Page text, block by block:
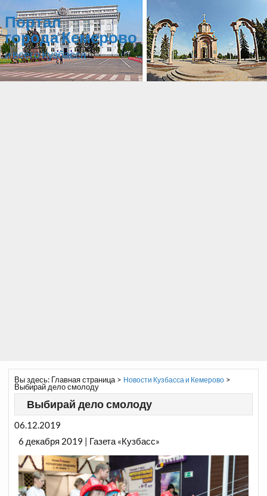
Портал
города Кемерово
и всего Кузбасса
Вы здесь: Главная страница> Новости Кузбасса и Кемерово>
Выбирай дело смолоду
Выбирай дело смолоду
06.12.2019
6 декабря 2019 | Газета «Кузбасс»